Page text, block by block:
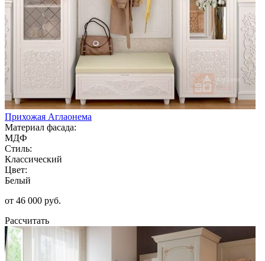
Прихожая Аглаонема
Материал фасада:
МДФ
Стиль:
Классический
Цвет:
Белый
от 46 000 руб.
Рассчитать